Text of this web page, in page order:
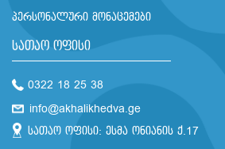
პერსონალური მონაცემები
სათაო ოფისი
0322 18 25 38
info@akhalikhedva.ge
სათაო ოფისი: ესმა ონიანის ქ.17